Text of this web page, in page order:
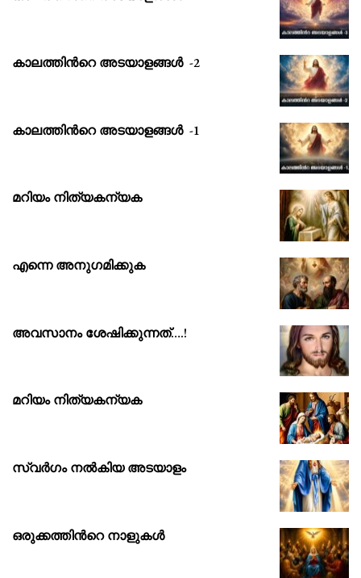
കാലത്തിൻറെ അടയാളങ്ങൾ -2
കാലത്തിൻറെ അടയാളങ്ങൾ -1
മറിയം നിത്യകന്യക
എന്നെ അനുഗമിക്കുക
അവസാനം ശേഷിക്കുന്നത്….!
മറിയം നിത്യകന്യക
സ്വർഗം നൽകിയ അടയാളം
ഒരുക്കത്തിൻറെ നാളുകൾ